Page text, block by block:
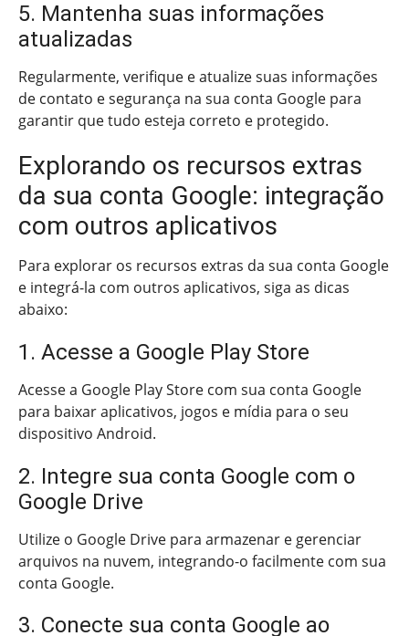
5. Mantenha suas informações
atualizadas
Regularmente, verifique e atualize suas informações
de contato e segurança na sua conta Google para
garantir que tudo esteja correto e protegido.
Explorando os recursos extras
da sua conta Google: integração
com outros aplicativos
Para explorar os recursos extras da sua conta Google
e integrá-la com outros aplicativos, siga as dicas
abaixo:
1. Acesse a Google Play Store
Acesse a Google Play Store com sua conta Google
para baixar aplicativos, jogos e mídia para o seu
dispositivo Android.
2. Integre sua conta Google com o
Google Drive
Utilize o Google Drive para armazenar e gerenciar
arquivos na nuvem, integrando-o facilmente com sua
conta Google.
3. Conecte sua conta Google ao